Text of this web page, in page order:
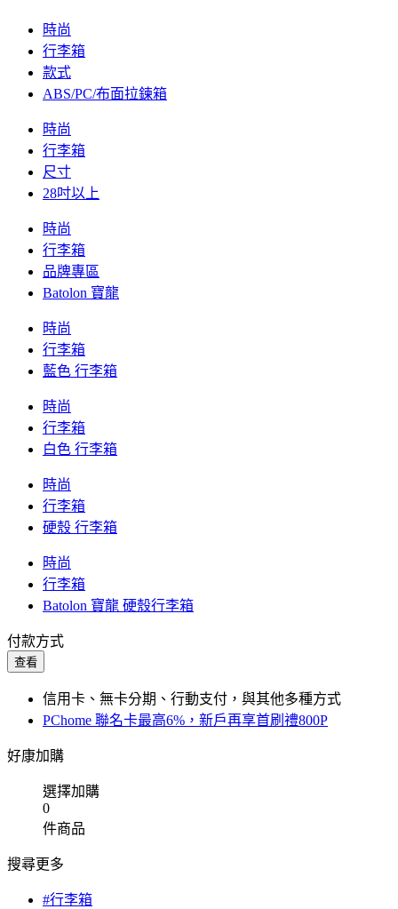
時尚
行李箱
款式
ABS/PC/布面拉鍊箱
時尚
行李箱
尺寸
28吋以上
時尚
行李箱
品牌專區
Batolon 寶龍
時尚
行李箱
藍色 行李箱
時尚
行李箱
白色 行李箱
時尚
行李箱
硬殼 行李箱
時尚
行李箱
Batolon 寶龍 硬殼行李箱
付款方式
查看
信用卡、無卡分期、行動支付，與其他多種方式
PChome 聯名卡最高6%，新戶再享首刷禮800P
好康加購
選擇加購
0
件商品
搜尋更多
#行李箱